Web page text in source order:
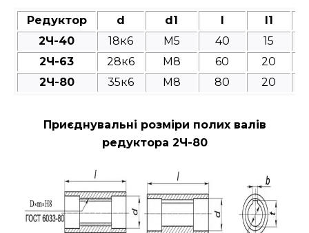
Редуктор d d1 l l1
2Ч-40
18к6 M5 40 15
2Ч-63
28к6 M8 60 20
2Ч-80
35к6 M8 80 20
Приєднувальні розміри полих валів
редуктора 2Ч-80